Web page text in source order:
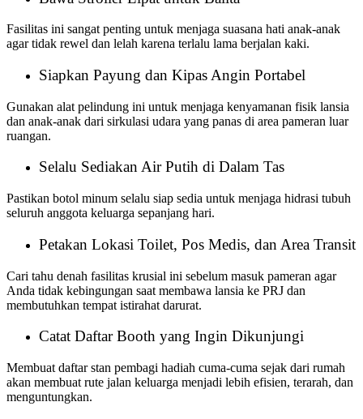
Fasilitas ini sangat penting untuk menjaga suasana hati anak-anak
agar tidak rewel dan lelah karena terlalu lama berjalan kaki.
Siapkan Payung dan Kipas Angin Portabel
Gunakan alat pelindung ini untuk menjaga kenyamanan fisik lansia
dan anak-anak dari sirkulasi udara yang panas di area pameran luar
ruangan.
Selalu Sediakan Air Putih di Dalam Tas
Pastikan botol minum selalu siap sedia untuk menjaga hidrasi tubuh
seluruh anggota keluarga sepanjang hari.
Petakan Lokasi Toilet, Pos Medis, dan Area Transit
Cari tahu denah fasilitas krusial ini sebelum masuk pameran agar
Anda tidak kebingungan saat membawa lansia ke PRJ dan
membutuhkan tempat istirahat darurat.
Catat Daftar Booth yang Ingin Dikunjungi
Membuat daftar stan pembagi hadiah cuma-cuma sejak dari rumah
akan membuat rute jalan keluarga menjadi lebih efisien, terarah, dan
menguntungkan.